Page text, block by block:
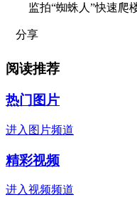
监拍“蜘蛛人”快速爬
分享
阅读推荐
热门图片
进入图片频道
精彩视频
进入视频频道